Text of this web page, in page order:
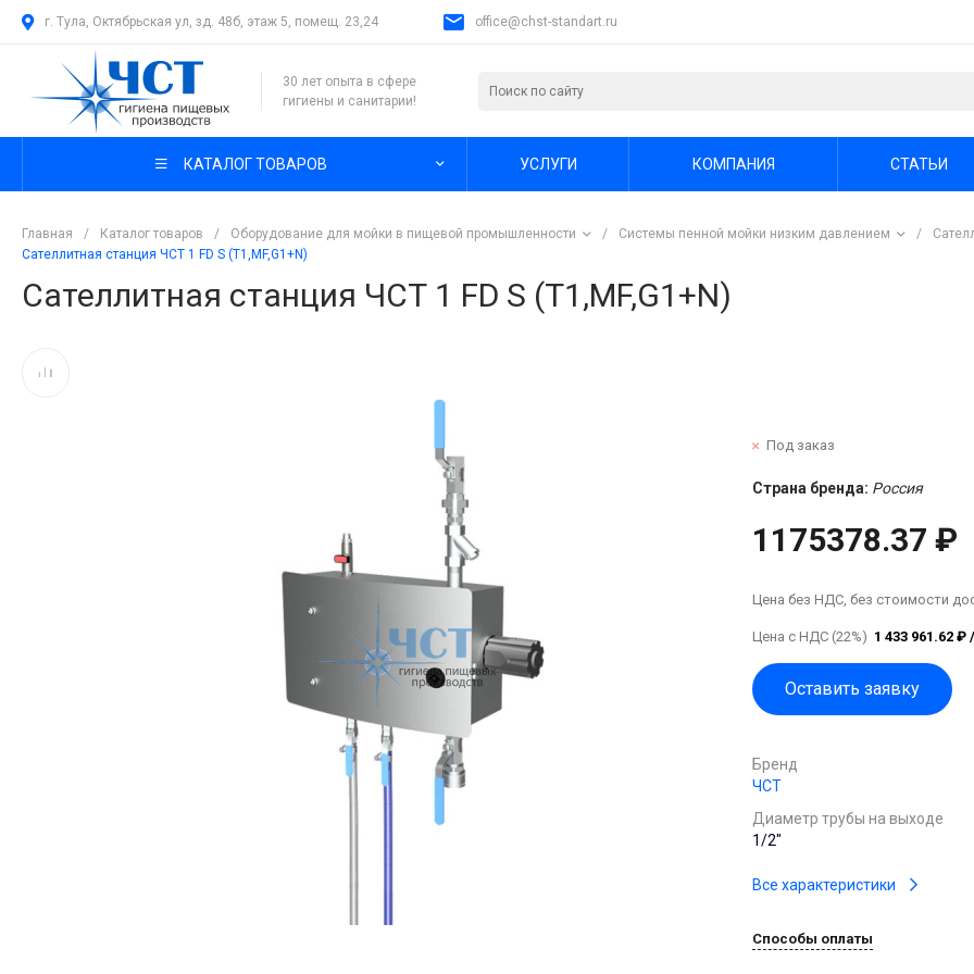
г. Тула, Октябрьская ул, зд. 48б, этаж 5, помещ. 23,24 office@chst-standart.ru
30 лет опыта в сфере
гигиены и санитарии!
КАТАЛОГ ТОВАРОВ УСЛУГИ КОМПАНИЯ СТАТЬИ
Главная / Каталог товаров / Оборудование для мойки в пищевой промышленности / Системы пенной мойки низким давлением /
Сателлитная станция ЧСТ 1 FD S (T1,MF,G1+N)
Сателлитная станция ЧСТ 1 FD S (T1,MF,G1+N)
Под заказ
Страна бренда: Россия
1175378.37 ₽
Цена без НДС, без стоимости
Цена с НДС (22%) 1 433 961.62 ₽
Оставить заявку
Бренд
ЧСТ
Диаметр трубы на выходе
1/2"
Все характеристики
Способы оплаты